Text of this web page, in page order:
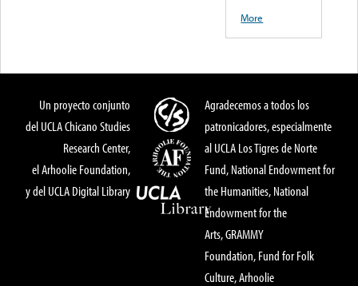
More
Un proyecto conjunto
del UCLA Chicano Studies
Research Center,
el Arhoolie Foundation,
y del UCLA Digital Library
Agradecemos a todos los
patronicadores, especialmente
al UCLA Los Tigres de Norte
Fund, National Endowment for
the Humanities, National
Endowment for the
Arts, GRAMMY
Foundation, Fund for Folk
Culture, Arhoolie